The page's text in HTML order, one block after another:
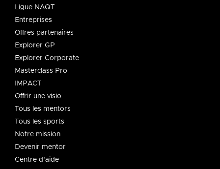
Ligue NAQT
Entreprises
Offres partenaires
Explorer GP
Explorer Corporate
Masterclass Pro
IMPACT
Offrir une visio
Tous les mentors
Tous les sports
Notre mission
Devenir mentor
Centre d'aide